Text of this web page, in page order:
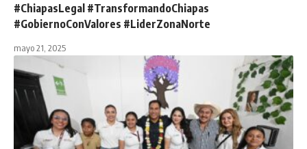
#ChiapasLegal #TransformandoChiapas
#GobiernoConValores #LiderZonaNorte
mayo 21, 2025